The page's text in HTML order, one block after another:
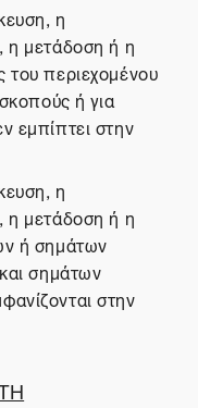
η
μετάδοση ή η
περιεχομένου
ή για
εμπίπτει στην
η
μετάδοση ή η
ή σημάτων
σημάτων
στην